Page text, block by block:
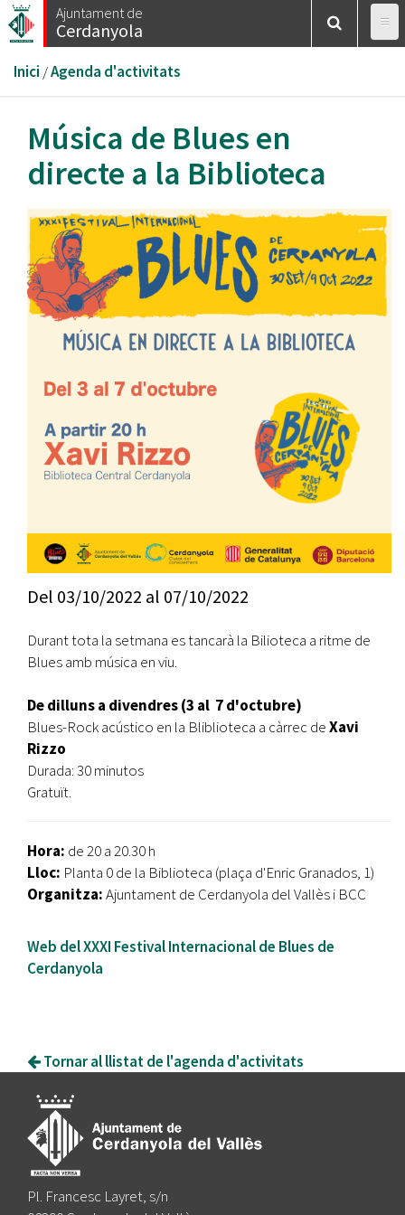
Vés
al
Ajuntament de
Cerdanyola
Esteu
aquí
Inici /Agenda d'activitats
Música de Blues en
directe a la Biblioteca
Del 03/10/2022 al 07/10/2022
Durant tota la setmana es tancarà la Bilioteca a ritme de
Blues amb música en viu.
De dilluns a divendres (3 al 7 d'octubre)
Blues-Rock acústico en la Bliblioteca a càrrec deXavi
Rizzo
Durada: 30 minutos
Gratuït.
Hora: de 20 a 20.30 h
Lloc: Planta 0 de la Biblioteca (plaça d'Enric Granados, 1)
Organitza:Ajuntament de Cerdanyola del Vallès i BCC
Web del XXXI Festival Internacional de Blues de
Cerdanyola
Tornar al llistat de l'agenda d'activitats
Pl. Francesc Layret, s/n